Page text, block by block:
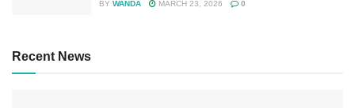
BY WANDA MARCH 23, 2026 0
Recent News